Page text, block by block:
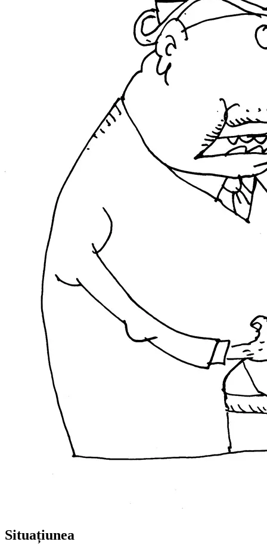
Situațiunea